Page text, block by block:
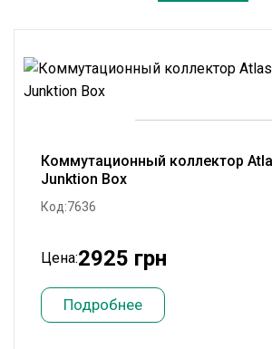
Коммутационный коллектор
Junktion Box
Код:7636
Цена:2925 грн
Подробнее